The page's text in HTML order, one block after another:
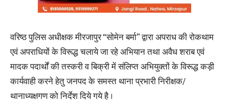
वरिष्ठ पुलिस अधीक्षक मीरजापुर “सोमेन बर्मा” द्वारा अपराध की रोकथाम
एवं अपराधियों के विरूद्ध चलाये जा रहे अभियान तथा अवैध शराब एवं
मादक पदार्थों की तस्करी व बिक्री में संलिप्त अभियुक्तों के विरूद्ध कड़ी
कार्यवाही करने हेतु जनपद के समस्त थाना प्रभारी निरीक्षक/
थानाध्यक्षगण को निर्देश दिये गये है ।